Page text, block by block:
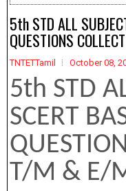
5th STD ALL
QUESTIONS
TNTETTamil October 08,
5th STD
SCERT
T/M & E/